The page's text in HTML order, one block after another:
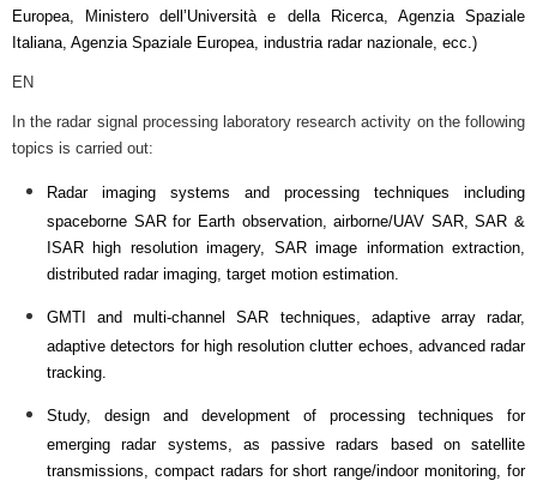
Europea, Ministero dell’Università e della Ricerca, Agenzia Spaziale
Italiana, Agenzia Spaziale Europea, industria radar nazionale, ecc.)
EN
In the radar signal processing laboratory research activity on the following
topics is carried out:
Radar imaging systems and processing techniques including
spaceborne SAR for Earth observation, airborne/UAV SAR, SAR &
ISAR high resolution imagery, SAR image information extraction,
distributed radar imaging, target motion estimation.
GMTI and multi-channel SAR techniques, adaptive array radar,
adaptive detectors for high resolution clutter echoes, advanced radar
tracking.
Study, design and development of processing techniques for
emerging radar systems, as passive radars based on satellite
transmissions, compact radars for short range/indoor monitoring, for